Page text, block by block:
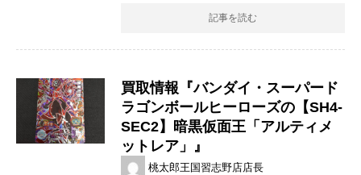
記事を読む
買取情報『バンダイ・スーパード
ラゴンボールヒーローズの【SH4-
SEC2】暗黒仮面王「アルティメ
ットレア」』
桃太郎王国習志野店店長